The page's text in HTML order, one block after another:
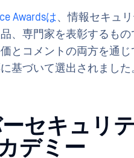
Awardsは、情報セキュ
、専門家を表彰するもの
とコメントの両方を通
基づいて選出されました
セキュリ
デミー